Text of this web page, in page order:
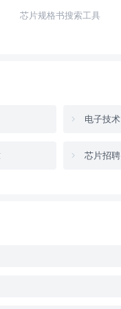
芯片规格书搜索工具
电子技术
芯片招聘